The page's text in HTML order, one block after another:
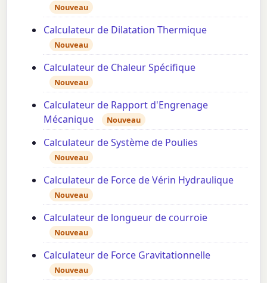
Nouveau
Calculateur de Dilatation Thermique
Nouveau
Calculateur de Chaleur Spécifique
Nouveau
Calculateur de Rapport d'Engrenage
Mécanique
Nouveau
Calculateur de Système de Poulies
Nouveau
Calculateur de Force de Vérin Hydraulique
Nouveau
Calculateur de longueur de courroie
Nouveau
Calculateur de Force Gravitationnelle
Nouveau